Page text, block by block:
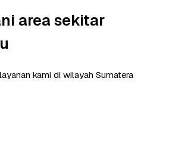
area sekitar
kami di wilayah Sumatera